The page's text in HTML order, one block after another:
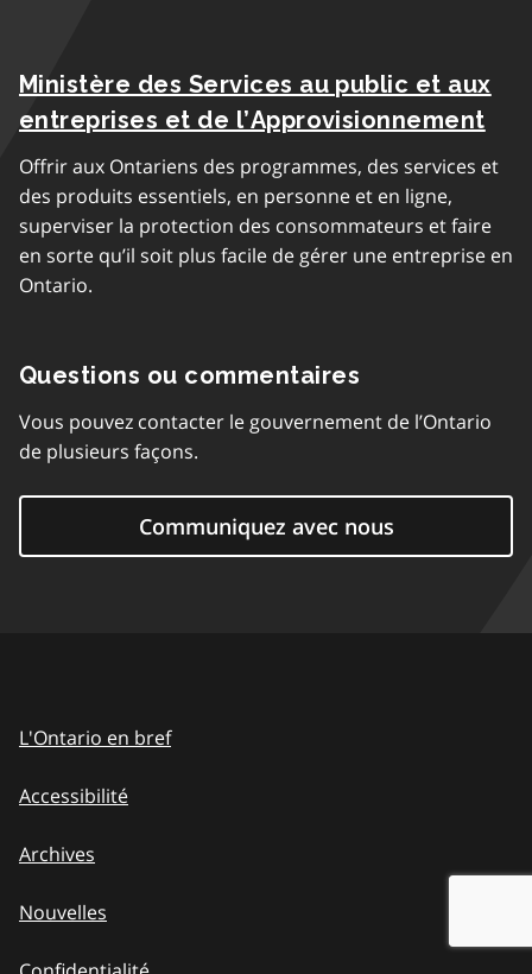
Ministère des Services au public et aux
entreprises et de l’Approvisionnement
Offrir aux Ontariens des programmes, des services et
des produits essentiels, en personne et en ligne,
superviser la protection des consommateurs et faire
en sorte qu’il soit plus facile de gérer une entreprise en
Ontario.
Questions ou commentaires
Vous pouvez contacter le gouvernement de l’Ontario
de plusieurs façons.
Communiquez avec nous
L'Ontario en bref
Accessibilité
Archives
Nouvelles